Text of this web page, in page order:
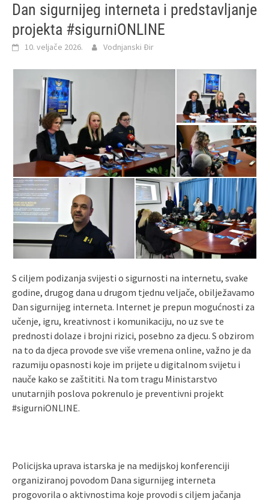
Dan sigurnijeg interneta i predstavljanje
projekta #sigurniONLINE
10. veljače 2026. Vodnjanski Đir
S ciljem podizanja svijesti o sigurnosti na internetu, svake
godine, drugog dana u drugom tjednu veljače, obilježavamo
Dan sigurnijeg interneta. Internet je prepun mogućnosti za
učenje, igru, kreativnost i komunikaciju, no uz sve te
prednosti dolaze i brojni rizici, posebno za djecu. S obzirom
na to da djeca provode sve više vremena online, važno je da
razumiju opasnosti koje im prijete u digitalnom svijetu i
nauče kako se zaštititi. Na tom tragu Ministarstvo
unutarnjih poslova pokrenulo je preventivni projekt
#sigurniONLINE.
Policijska uprava istarska je na medijskoj konferenciji
organiziranoj povodom Dana sigurnijeg interneta
progovorila o aktivnostima koje provodi s ciljem jačanja